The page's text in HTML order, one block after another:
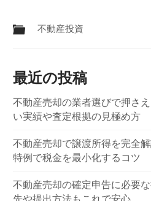
不動産投資
最近の投稿
不動産売却の業者選びで押さ
い実績や査定根拠の見極め方
不動産売却で譲渡所得を完全
特例で税金を最小化するコツ
不動産売却の確定申告に必要